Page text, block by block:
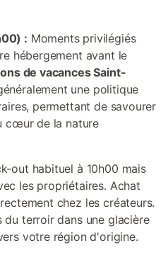
: Moments privilégiés
hébergement avant le
de vacances Saint-
une politique
permettant de savourer
cœur de la nature
out habituel à 10h00 mais
les propriétaires. Achat
chez les créateurs.
terroir dans une glacière
votre région d'origine.